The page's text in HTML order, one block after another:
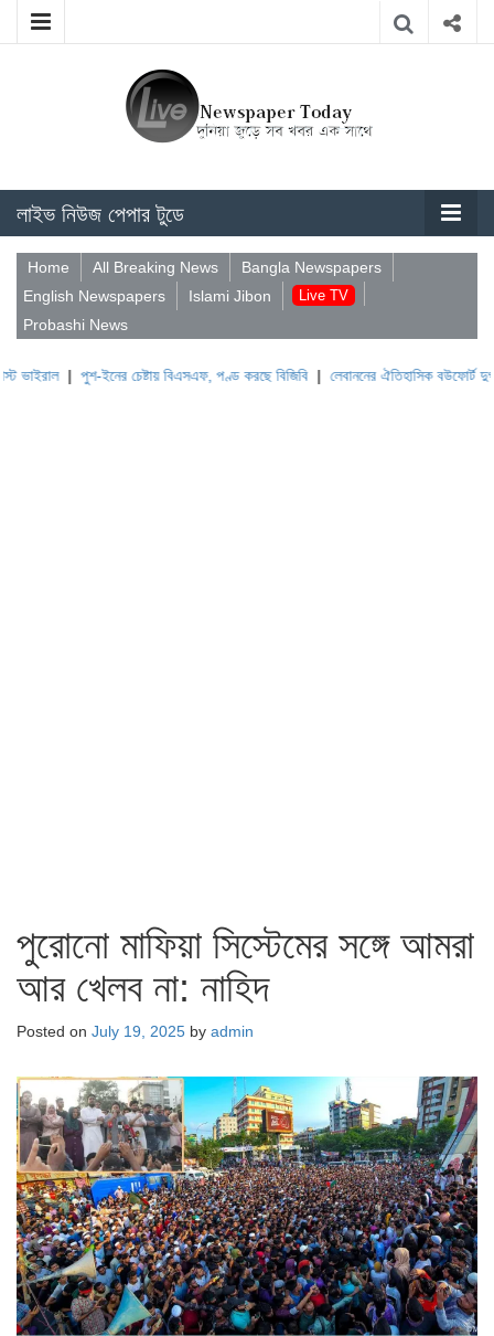
লাইভ নিউজ পেপার টুডে
Home All Breaking News
Bangla Newspapers
English Newspapers
Islami Jibon Live TV
Probashi News
পুশ-ইনের চেষ্টায় বিএসএফ, পণ্ড করছে বিজিবি|লেবাননের ঐতিহাসিক বউফোর্ট দুর্গ দখল করল
পুরোনো মাফিয়া সিস্টেমের সঙ্গে আমরা
আর খেলব না: নাহিদ
Posted on July 19, 2025 by admin